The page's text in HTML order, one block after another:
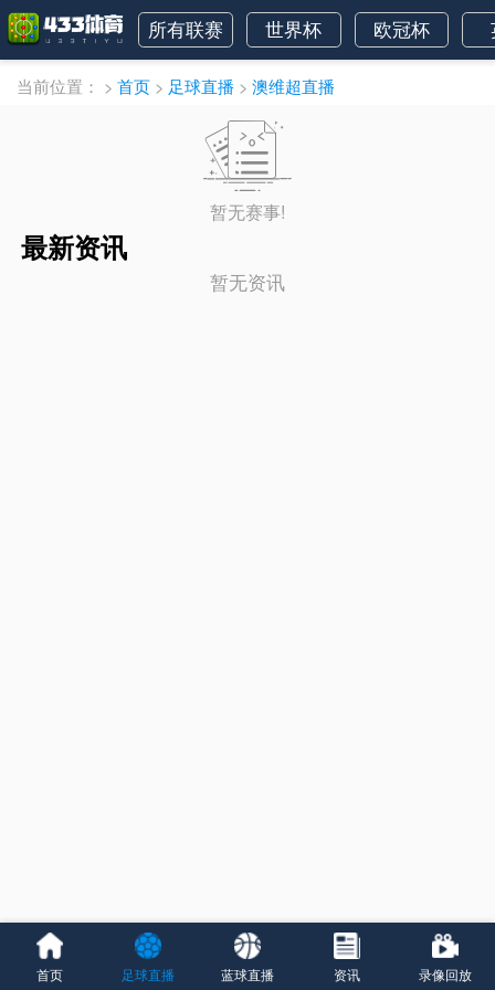
所有联赛 世界杯 欧冠杯
当前位置： > 首页 > 足球直播 > 澳维超直播
暂无赛事!
最新资讯
暂无资讯
首页 足球直播 蓝球直播 资讯 录像回放